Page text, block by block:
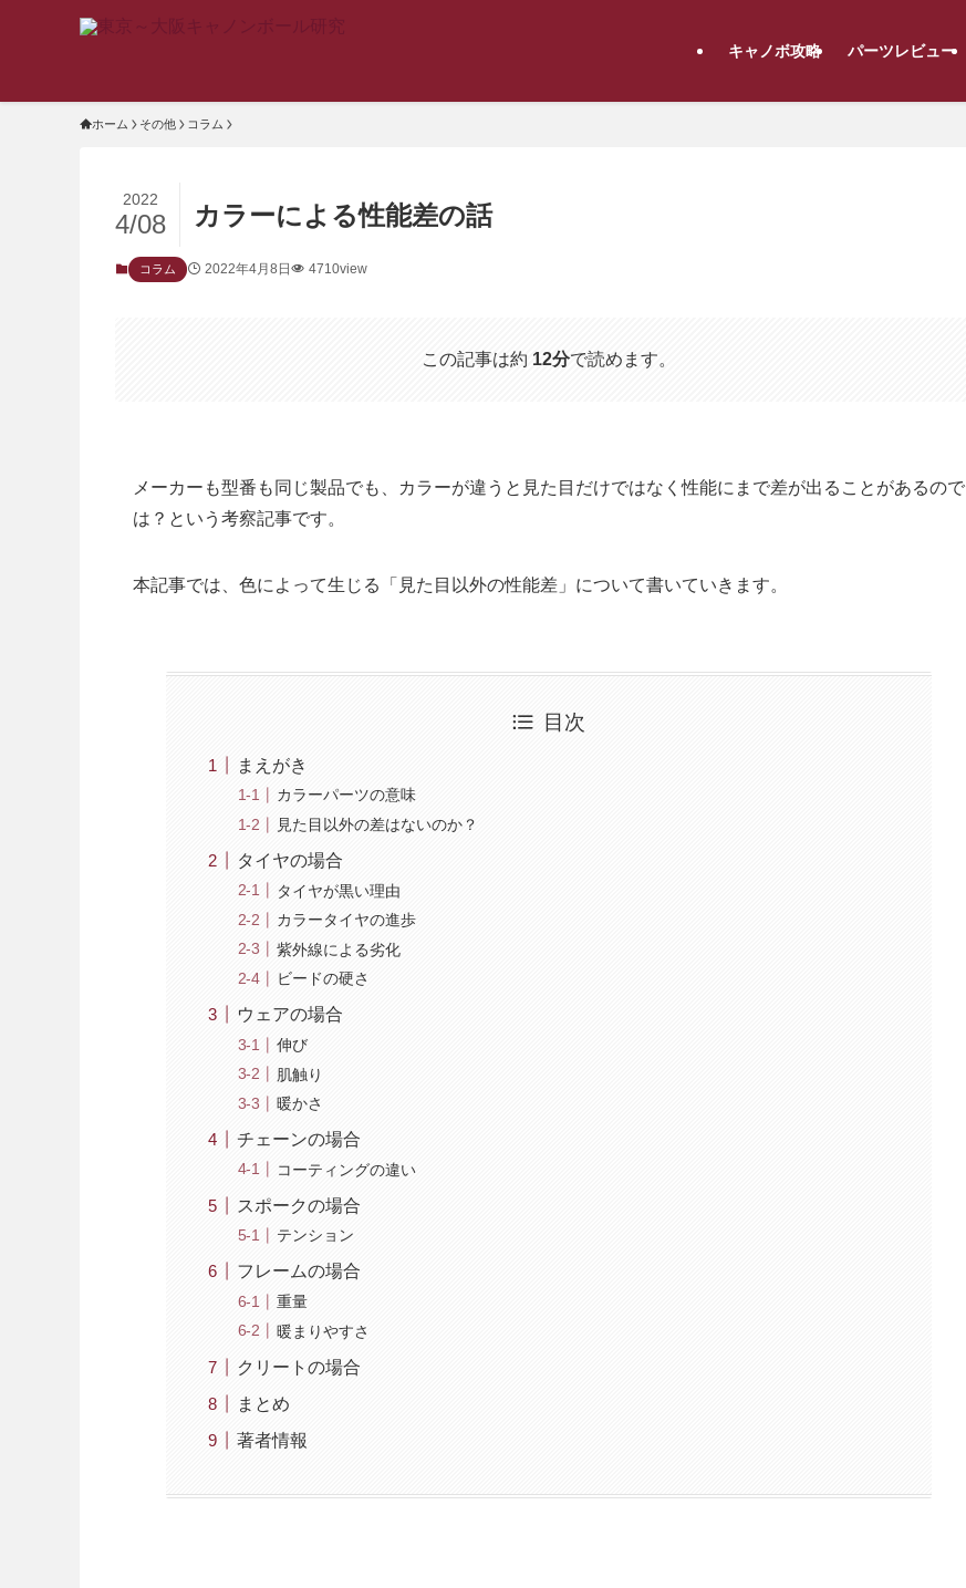
キャノボ攻略 パーツレビュー
ホーム その他 コラム
カラーによる性能差の話
2022
4/08
コラム 2022年4月8日 4710view
この記事は約 12分で読めます。
メーカーも型番も同じ製品でも、カラーが違うと見た目だけではなく性能にまで差が出ることがあるので
は？という考察記事です。
本記事では、色によって生じる「見た目以外の性能差」について書いていきます。
目次
まえがき
カラーパーツの意味
見た目以外の差はないのか？
タイヤの場合
タイヤが黒い理由
カラータイヤの進歩
紫外線による劣化
ビードの硬さ
ウェアの場合
伸び
肌触り
暖かさ
チェーンの場合
コーティングの違い
スポークの場合
テンション
フレームの場合
重量
暖まりやすさ
クリートの場合
まとめ
著者情報